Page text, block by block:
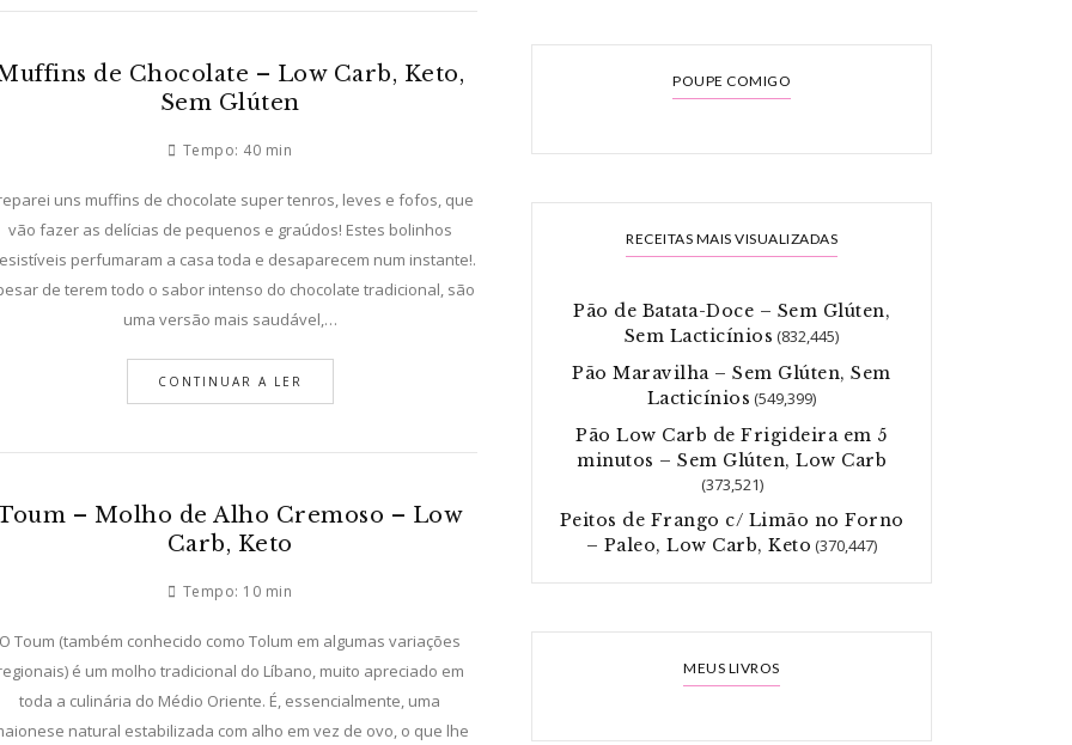
de Chocolate – Low Carb, Keto,
Sem Glúten
Tempo: 40 min
uns muffins de chocolate super tenros, leves e fofos, que
vão fazer as delícias de pequenos e graúdos! Estes bolinhos
perfumaram a casa toda e desaparecem num instante!.
de terem todo o sabor intenso do chocolate tradicional, são
uma versão mais saudável,…
CONTINUAR A LER
– Molho de Alho Cremoso – Low
Carb, Keto
Tempo: 10 min
O Toum (também conhecido como Tolum em algumas variações
é um molho tradicional do Líbano, muito apreciado em
toda a culinária do Médio Oriente. É, essencialmente, uma
natural estabilizada com alho em vez de ovo, o que lhe
POUPE COMIGO
RECEITAS MAIS VISUALIZADAS
Pão de Batata-Doce – Sem Glúten,
Sem Lacticínios (832,445)
Pão Maravilha – Sem Glúten, Sem
Lacticínios (549,399)
Pão Low Carb de Frigideira em 5
minutos – Sem Glúten, Low Carb
(373,521)
Peitos de Frango c/ Limão no Forno
– Paleo, Low Carb, Keto (370,447)
MEUS LIVROS